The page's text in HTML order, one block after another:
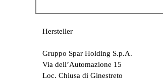
Hersteller
Gruppo Spar Holding S.p.A.
Via dell’Automazione 15
Loc. Chiusa di Ginestreto